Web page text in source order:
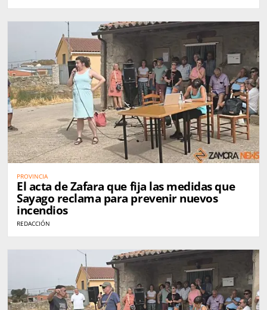
PROVINCIA
El acta de Zafara que fija las medidas que
Sayago reclama para prevenir nuevos
incendios
REDACCIÓN